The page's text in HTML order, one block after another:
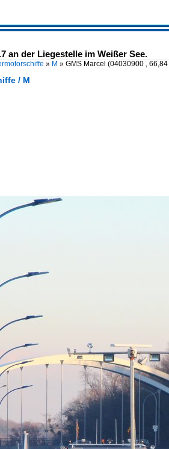
an der Liegestelle im Weißer See.
» M » GMS Marcel (04030900 ,
/ M